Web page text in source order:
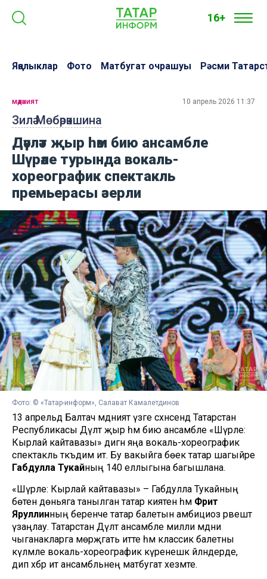
16+
Яңалыклар Фото Матбугат очрашуы Рәсми
Зилә Мөбәрәкшина
мәдәният 10 апрель 2026 11:37
Дәүләт җыр һәм бию ансамбле
Шүрәле турында вокаль-
хореографик спектакль
премьерасы әзерли
Фото: © «Татар-информ», Салават Камалетдинов
13 апрельдә Балтач мәдәният үзәге сәхнәсендә Татарстан
Республикасы Дәүләт җыр һәм бию ансамбле «Шүрәле:
Кырлай кайтавазы» дигән яңа вокаль-хореографик
спектакль тәкъдим итә. Бу вакыйга бөек татар шагыйре
Габдулла Тукайның 140 еллыгына багышлана.
«Шүрәле: Кырлай кайтавазы» – Габдулла Тукайның
бөтен дөньяга танылган татар әкиятен һәм Фәрит
Яруллинның беренче татар балетын амбициоз рәвештә
үзаңлау. Татарстан Дәүләт ансамбле милли мәдәни
чыганакларга мөрәҗәгать итте һәм классик балетны
күләмле вокаль-хореографик күренешкә әйләндерде,
дип хәбәр итә ансамбльнең матбугат хезмәте.